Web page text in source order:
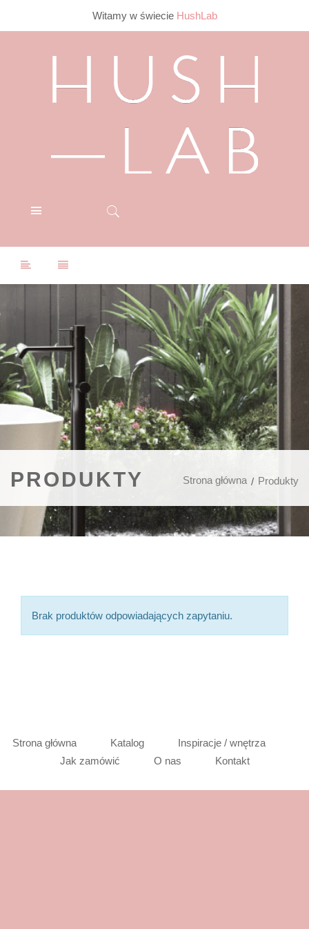
Witamy w świecie HushLab
PRODUKTY Strona główna Produkty
Brak produktów odpowiadających zapytaniu.
Strona główna Katalog
Inspiracje / wnętrza
Jak zamówić
O nas Kontakt